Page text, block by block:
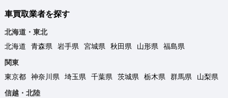
車買取業者を探す
北海道・東北
北海道
青森県 岩手県 宮城県 秋田県 山形県
福島県
関東
東京都
神奈川県 埼玉県 千葉県 茨城県 栃木県 群馬県
山梨県
信越・北陸